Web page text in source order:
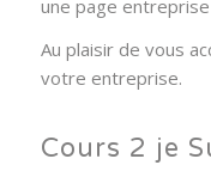
une page entreprise
Au plaisir de vous
votre entreprise.
Cours 2 je